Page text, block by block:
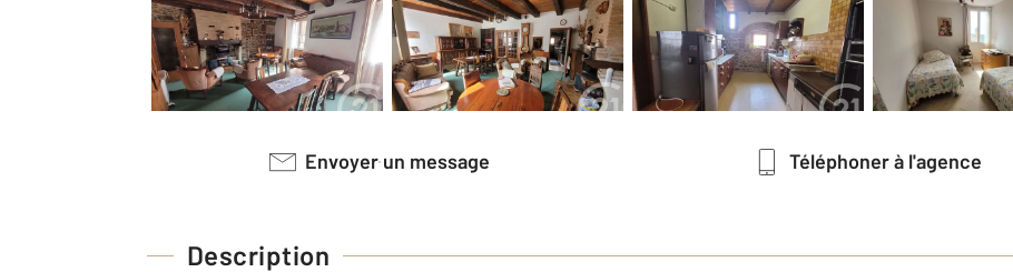
Envoyer un message Téléphoner à l'agence
Description